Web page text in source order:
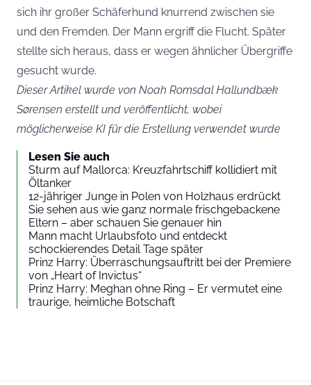
sich ihr großer Schäferhund knurrend zwischen sie
und den Fremden. Der Mann ergriff die Flucht. Später
stellte sich heraus, dass er wegen ähnlicher Übergriffe
gesucht wurde.
Dieser Artikel wurde von Noah Romsdal Hallundbæk
Sørensen erstellt und veröffentlicht, wobei
möglicherweise KI für die Erstellung verwendet wurde
Lesen Sie auch
Sturm auf Mallorca: Kreuzfahrtschiff kollidiert mit
Öltanker
12-jähriger Junge in Polen von Holzhaus erdrückt
Sie sehen aus wie ganz normale frischgebackene
Eltern – aber schauen Sie genauer hin
Mann macht Urlaubsfoto und entdeckt
schockierendes Detail Tage später
Prinz Harry: Überraschungsauftritt bei der Premiere
von „Heart of Invictus“
Prinz Harry: Meghan ohne Ring – Er vermutet eine
traurige, heimliche Botschaft